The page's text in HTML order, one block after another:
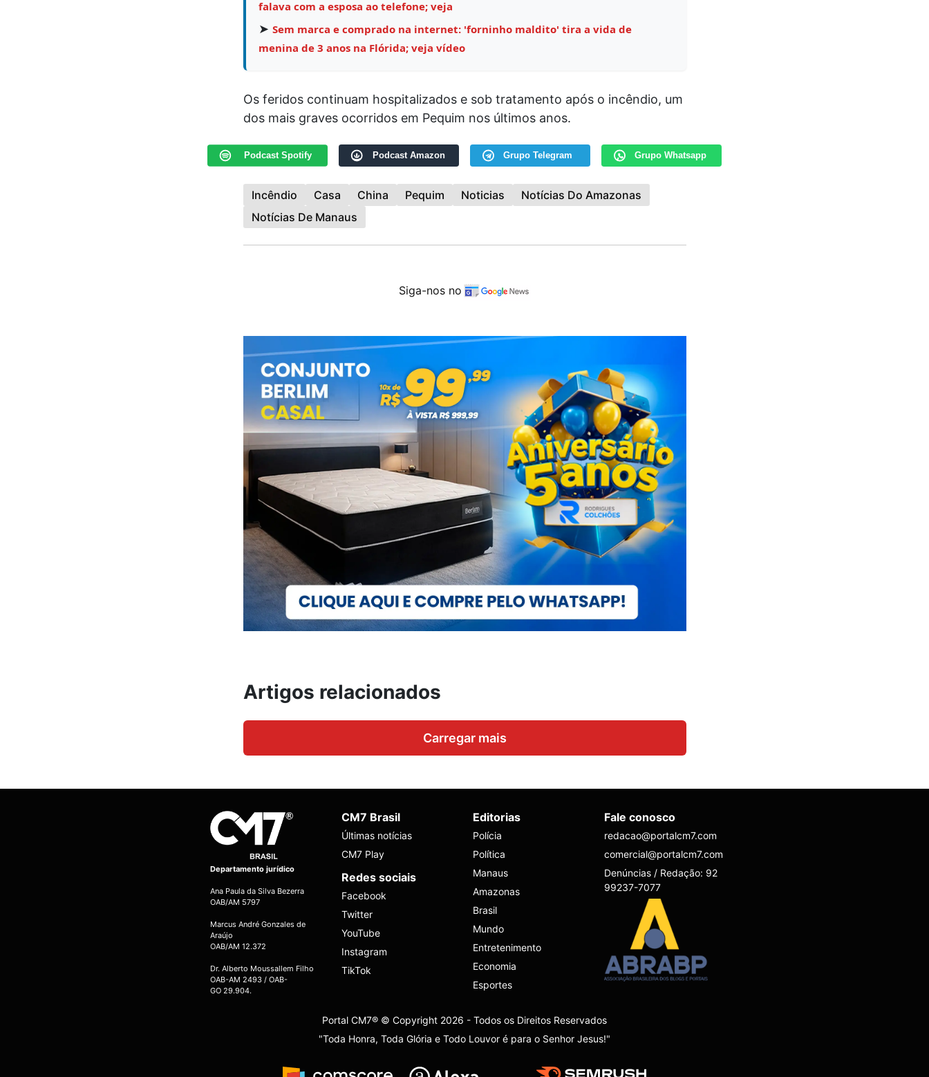
falava com a esposa ao telefone; veja
➤ Sem marca e comprado na internet: 'forninho maldito' tira a vida de
menina de 3 anos na Flórida; veja vídeo
Os feridos continuam hospitalizados e sob tratamento após o incêndio, um
dos mais graves ocorridos em Pequim nos últimos anos.
Podcast Spotify Podcast Amazon Grupo Telegram Grupo Whatsapp
Incêndio Casa China Pequim Noticias
Notícias Do Amazonas
Notícias De Manaus
Siga-nos no
Artigos relacionados
Carregar mais
Departamento jurídico
Ana Paula da Silva Bezerra
OAB/AM 5797
Marcus André Gonzales de
Araújo
OAB/AM 12.372
Dr. Alberto Moussallem Filho
OAB-AM 2493 / OAB-
GO 29.904.
CM7 Brasil
Últimas notícias
CM7 Play
Redes sociais
Facebook
Twitter
YouTube
Instagram
TikTok
Editorias
Polícia
Política
Manaus
Amazonas
Brasil
Mundo
Entretenimento
Economia
Esportes
Fale conosco
redacao@portalcm7.com
comercial@portalcm7.com
Denúncias / Redação: 92
99237-7077
Portal CM7® © Copyright 2026 - Todos os Direitos Reservados
"Toda Honra, Toda Glória e Todo Louvor é para o Senhor Jesus!"